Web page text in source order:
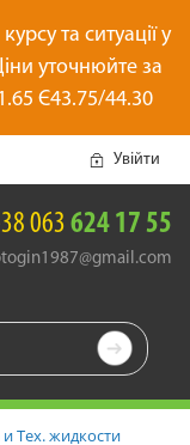
та ситуації у
уточнюйте за
Є43.75/44.30
Увійти
063 624 17 55

Тех. жидкости